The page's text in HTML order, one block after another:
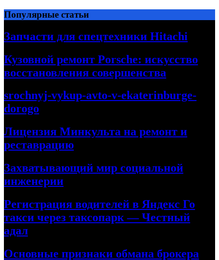
Перейти
к
содержимому
Популярные статьи
Запчасти для спецтехники Hitachi
Кузовной ремонт Porsche: искусство
восстановления совершенства
srochnyj-vykup-avto-v-ekaterinburge-
dorogo
Лицензия Минкульта на ремонт и
реставрацию
Захватывающий мир социальной
инженерии
Регистрация водителей в Яндекс Го
такси через таксопарк — Честный
адал
Основные признаки обмана брокера